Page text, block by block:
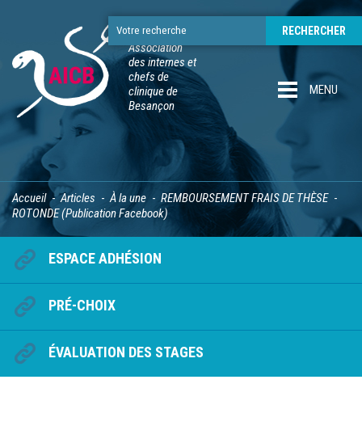
Association
des internes et
chefs de
clinique de
Besançon
MENU
Accueil Articles À la une
REMBOURSEMENT FRAIS DE THÈSE
ROTONDE (Publication Facebook)
ESPACE ADHÉSION
PRÉ-CHOIX
ÉVALUATION DES STAGES